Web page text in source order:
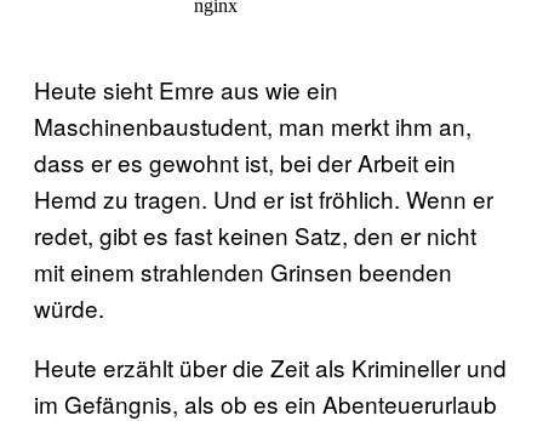
Heute sieht Emre aus wie ein
Maschinenbaustudent, man merkt ihm an,
dass er es gewohnt ist, bei der Arbeit ein
Hemd zu tragen. Und er ist fröhlich. Wenn er
redet, gibt es fast keinen Satz, den er nicht
mit einem strahlenden Grinsen beenden
würde.
Heute erzählt über die Zeit als Krimineller und
im Gefängnis, als ob es ein Abenteuerurlaub